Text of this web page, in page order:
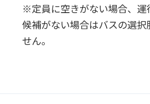
※定員に空きがない場合、運
候補がない場合はバスの選択
せん。